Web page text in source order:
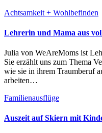
Achtsamkeit + Wohlbefinden
Lehrerin und Mama aus
Julia von WeAreMoms ist Lehrerin und Mama aus vollem Herzen.
Sie erzählt uns zum Thema
wie sie in ihrem Traumberuf
arbeiten…
Familienausflüge
Auszeit auf Skiern mit